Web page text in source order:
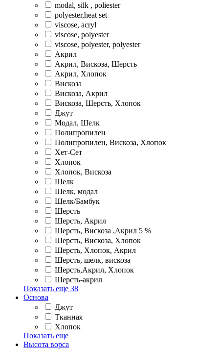
modal, silk , poliester
polyester,heat set
viscose, acryl
viscose, polyester
viscose, polyester, polyester
Акрил
Акрил, Вискоза, Шерсть
Акрил, Хлопок
Вискоза
Вискоза, Акрил
Вискоза, Шерсть, Хлопок
Джут
Модал, Шелк
Полипропилен
Полипропилен, Вискоза, Хлопок
Хет-Сет
Хлопок
Хлопок, Вискоза
Шелк
Шелк, модал
Шелк/Бамбук
Шерсть
Шерсть, Акрил
Шерсть, Вискоза ,Акрил 5 %
Шерсть, Вискоза, Хлопок
Шерсть, Хлопок, Акрил
Шерсть, шелк, вискоза
Шерсть,Акрил, Хлопок
Шерсть-акрил
Показать еще 38
Основа
Джут
Тканная
Хлопок
Показать еще
Высота ворса